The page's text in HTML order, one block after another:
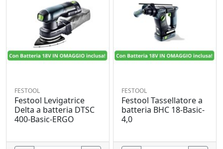
FESTOOL
Festool Levigatrice
Delta a batteria DTSC
400-Basic-ERGO
FESTOOL
Festool Tassellatore a
batteria BHC 18-Basic-
4,0